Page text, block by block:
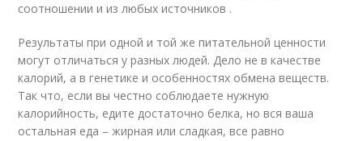
соотношении и из любых источников .
Результаты при одной и той же питательной ценности
могут отличаться у разных людей. Дело не в качестве
калорий, а в генетике и особенностях обмена веществ.
Так что, если вы честно соблюдаете нужную
калорийность, едите достаточно белка, но вся ваша
остальная еда – жирная или сладкая, все равно